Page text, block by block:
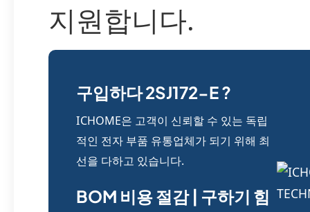
지원합니다.
구입하다 2SJ172-E ?
ICHOME은 고객이 신뢰할 수 있는 독립
적인 전자 부품 유통업체가 되기 위해 최
선을 다하고 있습니다.
BOM 비용 절감 | 구하기 힘